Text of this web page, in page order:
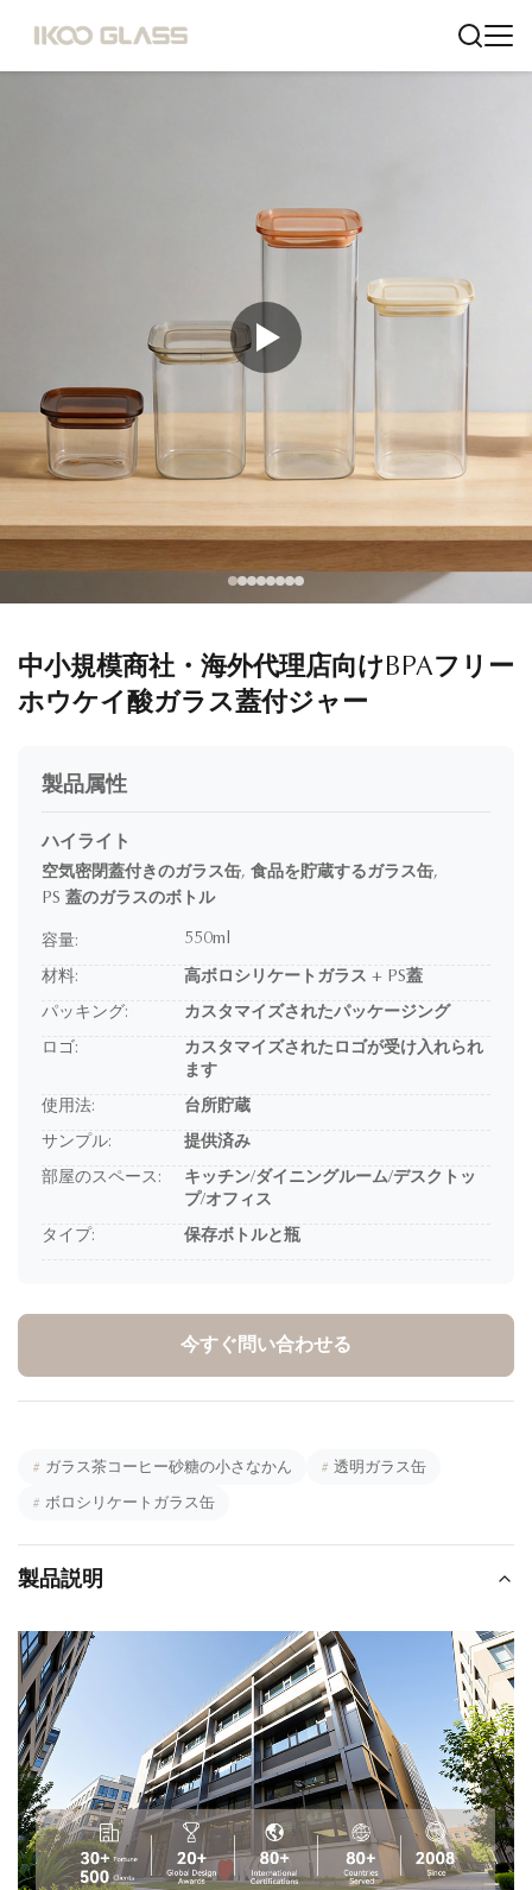
中小規模商社・海外代理店向けBPAフリー
ホウケイ酸ガラス蓋付ジャー
製品属性
ハイライト
空気密閉蓋付きのガラス缶, 食品を貯蔵するガラス缶,
PS 蓋のガラスのボトル
容量: 550ml
材料: 高ボロシリケートガラス + PS蓋
パッキング: カスタマイズされたパッケージング
ロゴ:
カスタマイズされたロゴが受け入れられ
ます
使用法: 台所貯蔵
サンプル: 提供済み
部屋のスペース:
キッチン/ダイニングルーム/デスクトッ
プ/オフィス
タイプ: 保存ボトルと瓶
今すぐ問い合わせる
# ガラス茶コーヒー砂糖の小さなかん # 透明ガラス缶
# ボロシリケートガラス缶
製品説明